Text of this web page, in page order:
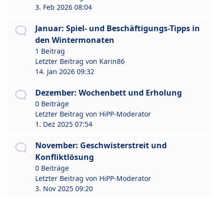
3. Feb 2026 08:04
Januar: Spiel- und Beschäftigungs-Tipps in
den Wintermonaten
1 Beitrag
Letzter Beitrag von Karin86
14. Jan 2026 09:32
Dezember: Wochenbett und Erholung
0 Beiträge
Letzter Beitrag von HiPP-Moderator
1. Dez 2025 07:54
November: Geschwisterstreit und
Konfliktlösung
0 Beiträge
Letzter Beitrag von HiPP-Moderator
3. Nov 2025 09:20